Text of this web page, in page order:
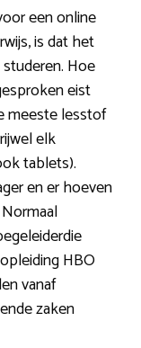
een online
is dat het
Hoe
eist
meeste lesstof
elk
tablets).
en er hoeven
HBO
vanaf
zaken